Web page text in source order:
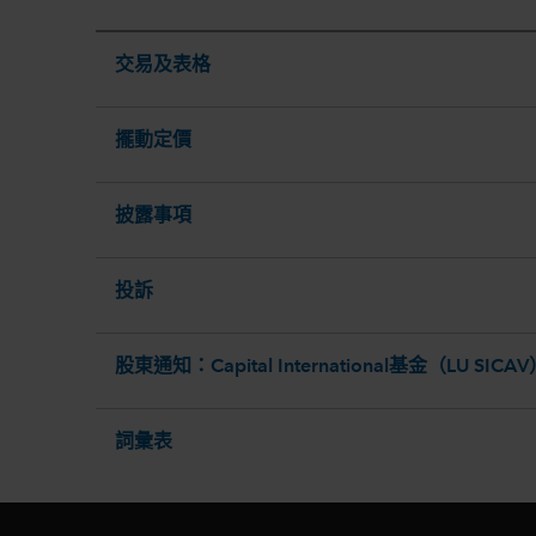
交易及表格
擺動定價
披露事項
投訴
股東通知：Capital International基金（LU SICAV
詞彙表